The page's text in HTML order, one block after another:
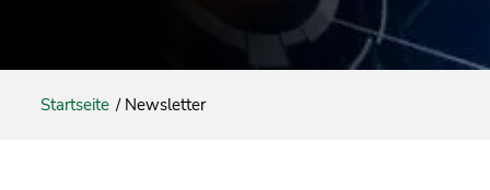
Startseite / Newsletter